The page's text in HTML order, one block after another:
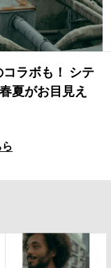
ラボも！ シテ
夏がお目見え